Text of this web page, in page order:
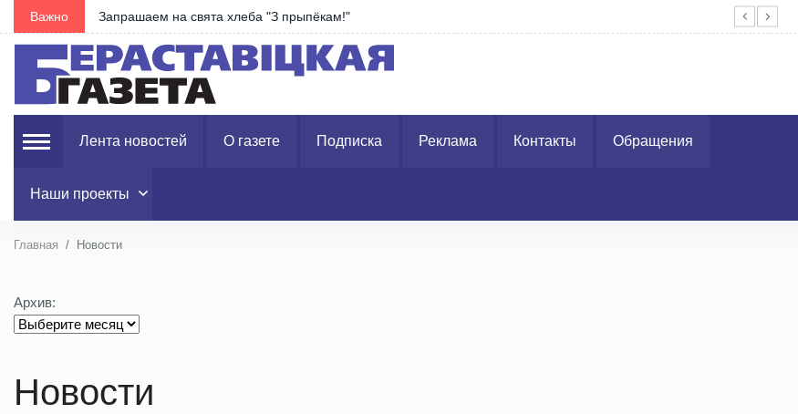
Важно В Гродненской области в августе запланировано 14 электронных ярмарок вакансий
Лента новостей О газете Подписка Реклама Контакты Обращения
Наши проекты
Главная Новости
Архив:
Новости